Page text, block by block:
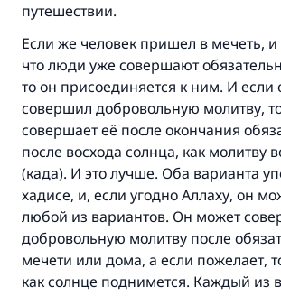
путешествии.
Если же человек пришел в мечеть,
что люди уже совершают
то он присоединяется к ним. И если
совершил добровольную молитву,
совершает её после окончания
после восхода солнца, как молитву
(када). И это лучше. Оба варианта
хадисе, и, если угодно Аллаху, он
любой из вариантов. Он может
добровольную молитву после
мечети или дома, а если пожелает,
как солнце поднимется. Каждый из
же награда как и
(МУСЛИМ, № 1893).
Участвуйте сейчас!